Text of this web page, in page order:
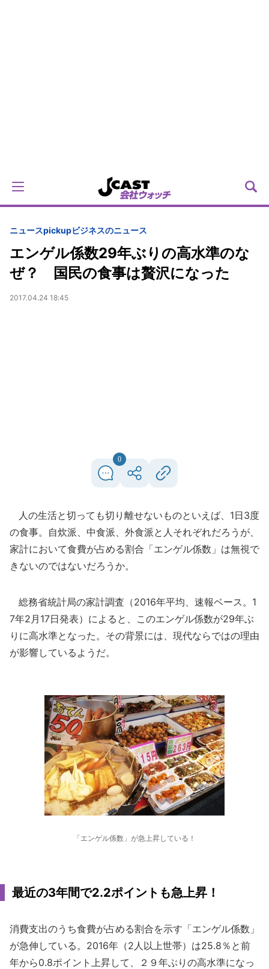
ニュースpickupビジネスのニュース
エンゲル係数29年ぶりの高水準のな
ぜ？ 国民の食事は贅沢になった
2017.04.24 18:45
0
人の生活と切っても切り離せないものといえば、1日3度
の食事。自炊派、中食派、外食派と人それぞれだろうが、
家計において食費が占める割合「エンゲル係数」は無視で
きないのではないだろうか。
総務省統計局の家計調査（2016年平均、速報ベース。1
7年2月17日発表）によると、このエンゲル係数が29年ぶ
りに高水準となった。その背景には、現代ならではの理由
が影響しているようだ。
「エンゲル係数」が急上昇している！
最近の3年間で2.2ポイントも急上昇！
消費支出のうち食費が占める割合を示す「エンゲル係数」
が急伸している。2016年（2人以上世帯）は25.8％と前
年から0.8ポイント上昇して、２９年ぶりの高水準になっ